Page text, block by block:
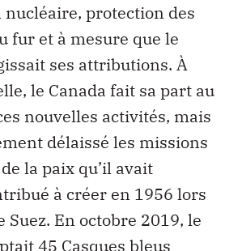
protection des
fur et à mesure que le
ses attributions. À
le Canada fait sa part au
nouvelles activités, mais
délaissé les missions
la paix qu’il avait
à créer en 1956 lors
Suez. En octobre 2019, le
45 Casques bleus